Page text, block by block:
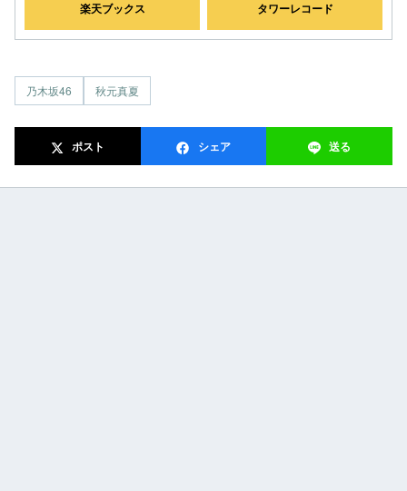
楽天ブックス タワーレコード
乃木坂46 秋元真夏
ポスト シェア 送る